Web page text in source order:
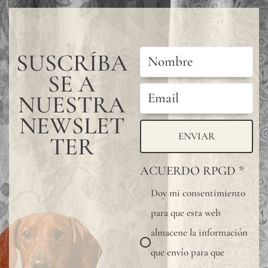
SUSCRÍBA
SE A
NUESTRA
NEWSLET
TER ENVIAR
ACUERDO RPGD *
Doy mi consentimiento
para que esta web
almacene la información
que envío para que
cada
una a
formando
diseño
continuo
y sin
juntas.
Para
una